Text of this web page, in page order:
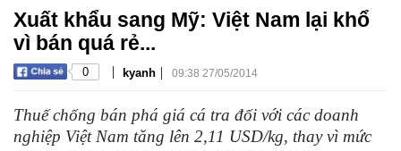
Xuất khẩu sang Mỹ: Việt Nam lại khổ
vì bán quá rẻ...
0 | kyanh | 09:38 27/05/2014
Thuế chống bán phá giá cá tra đối với các doanh
nghiệp Việt Nam tăng lên 2,11 USD/kg, thay vì mức